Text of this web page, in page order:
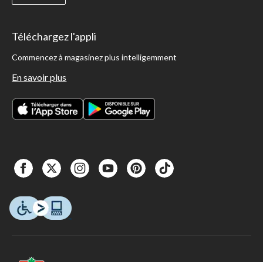
Téléchargez l'appli
Commencez à magasinez plus intelligemment
En savoir plus